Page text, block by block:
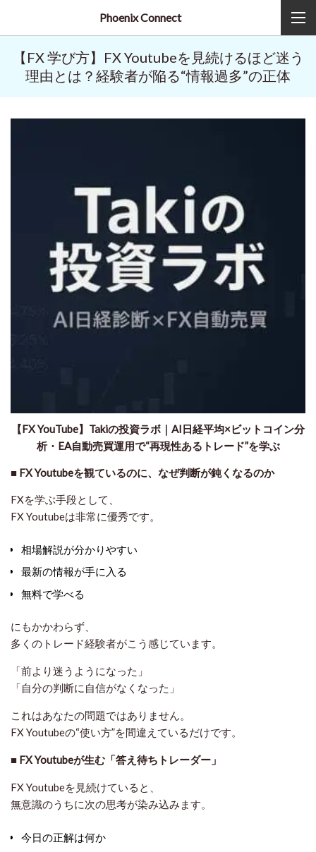
Phoenix Connect
【FX 学び方】FX Youtubeを見続けるほど迷う
理由とは？経験者が陥る“情報過多”の正体
​【FX YouTube】Takiの投資ラボ｜AI日経平均×ビットコイン分
析・EA自動売買運用で“再現性あるトレード”を学ぶ
■ FX Youtubeを観ているのに、なぜ判断が鈍くなるのか
FXを学ぶ手段として、
FX Youtubeは非常に優秀です。
相場解説が分かりやすい
最新の情報が手に入る
無料で学べる
にもかかわらず、
多くのトレード経験者がこう感じています。
「前より迷うようになった」
「自分の判断に自信がなくなった」
これはあなたの問題ではありません。
FX Youtubeの“使い方”を間違えているだけです。
■ FX Youtubeが生む「答え待ちトレーダー」
FX Youtubeを見続けていると、
無意識のうちに次の思考が染み込みます。
今日の正解は何か